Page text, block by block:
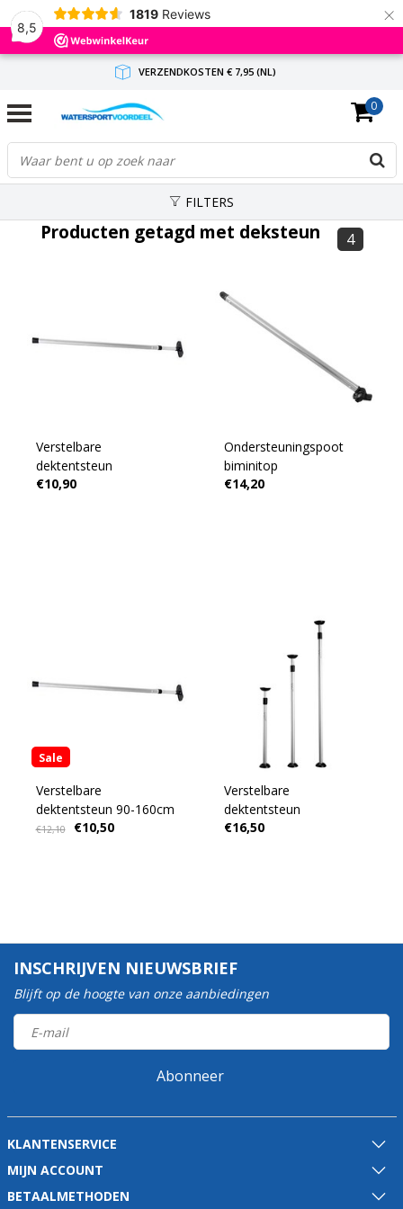
8,5
1819 Reviews ×
VERZENDKOSTEN € 7,95 (NL)
GRATIS VERZENDING(NL) VANAF € 65,-
BINNEN 1-3 WERKDAGEN ANTWOORD
0
FILTERS
Producten getagd met deksteun 4
Verstelbare
dektentsteun
€10,90
Ondersteuningspoot
biminitop
€14,20
Sale
Verstelbare
dektentsteun 90-160cm
€12,10 €10,50
Verstelbare
dektentsteun
€16,50
INSCHRIJVEN NIEUWSBRIEF
Blijft op de hoogte van onze aanbiedingen
Abonneer
KLANTENSERVICE
MIJN ACCOUNT
BETAALMETHODEN